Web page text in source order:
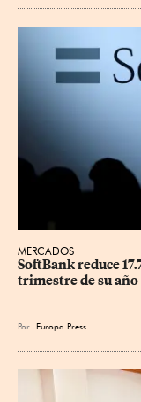
MERCADOS
SoftBank reduce
trimestre de su año
Por Europa Press